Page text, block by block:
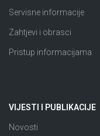
Servisne informacije
Zahtjevi i obrasci
Pristup informacijama
VIJESTI I PUBLIKACIJE
Novosti